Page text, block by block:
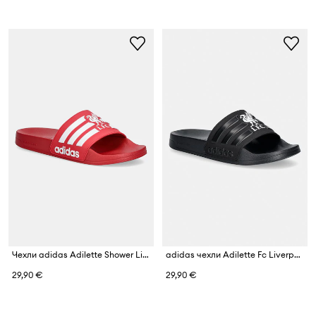
Чехли adidas Adilette Shower Liverpool
29,90 €
adidas чехли Adilette Fc Liverpool
29,90 €